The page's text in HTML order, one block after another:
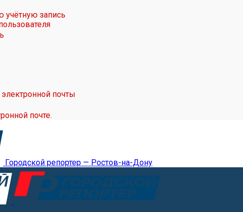
учётную запись
почты
почте.
Городской репортер — Ростов-на-Дону